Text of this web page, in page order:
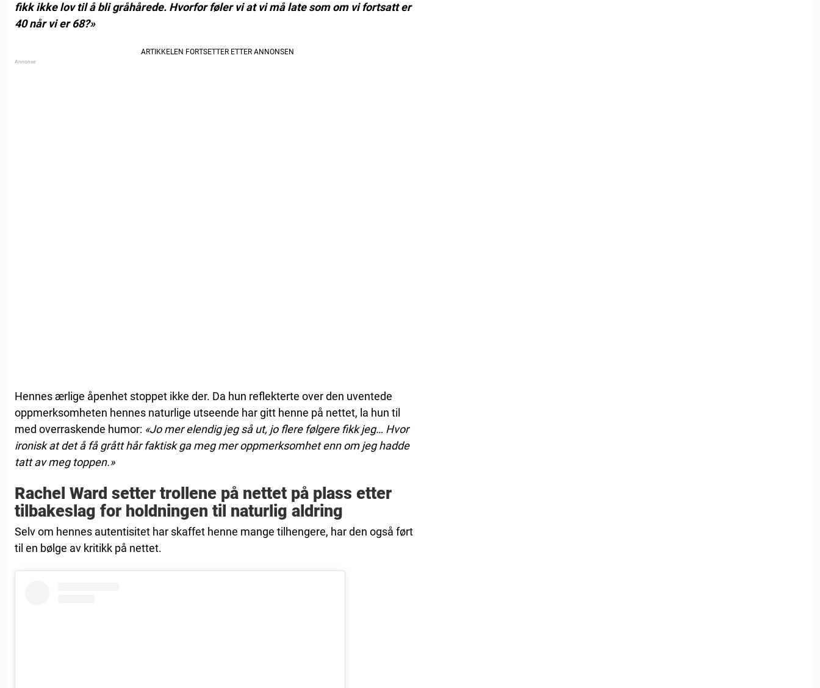
fikk ikke lov til å bli gråhårede. Hvorfor føler vi at vi må late som om vi fortsatt er
40 når vi er 68?»
Hennes ærlige åpenhet stoppet ikke der. Da hun reflekterte over den uventede
oppmerksomheten hennes naturlige utseende har gitt henne på nettet, la hun til
med overraskende humor: «Jo mer elendig jeg så ut, jo flere følgere fikk jeg… Hvor
ironisk at det å få grått hår faktisk ga meg mer oppmerksomhet enn om jeg hadde
tatt av meg toppen.»
Rachel Ward setter trollene på nettet på plass etter
tilbakeslag for holdningen til naturlig aldring
Selv om hennes autentisitet har skaffet henne mange tilhengere, har den også ført
til en bølge av kritikk på nettet.